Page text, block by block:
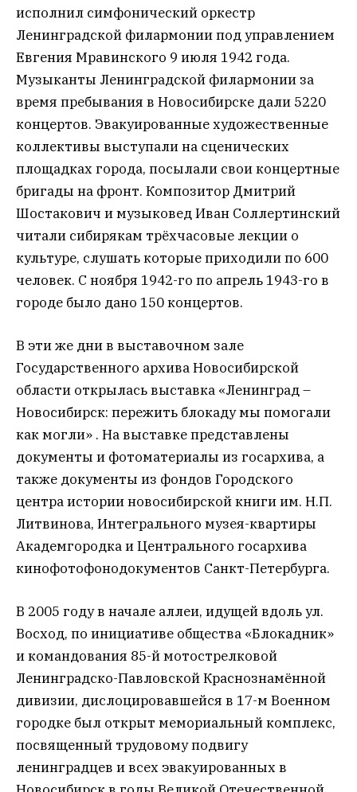
исполнил симфонический оркестр
Ленинградской филармонии под управлением
Евгения Мравинского 9 июля 1942 года.
Музыканты Ленинградской филармонии за
время пребывания в Новосибирске дали 5220
концертов. Эвакуированные художественные
коллективы выступали на сценических
площадках города, посылали свои концертные
бригады на фронт. Композитор Дмитрий
Шостакович и музыковед Иван Соллертинский
читали сибирякам трёхчасовые лекции о
культуре, слушать которые приходили по 600
человек. С ноября 1942-го по апрель 1943-го в
городе было дано 150 концертов.
В эти же дни в выставочном зале
Государственного архива Новосибирской
области открылась выставка «Ленинград –
Новосибирск: пережить блокаду мы помогали
как могли» . На выставке представлены
документы и фотоматериалы из госархива, а
также документы из фондов Городского
центра истории новосибирской книги им. Н.П.
Литвинова, Интегрального музея-квартиры
Академгородка и Центрального госархива
кинофотофонодокументов Санкт-Петербурга.
В 2005 году в начале аллеи, идущей вдоль ул.
Восход, по инициативе общества «Блокадник»
и командования 85-й мотострелковой
Ленинградско-Павловской Краснознамённой
дивизии, дислоцировавшейся в 17-м Военном
городке был открыт мемориальный комплекс,
посвященный трудовому подвигу
ленинградцев и всех эвакуированных в